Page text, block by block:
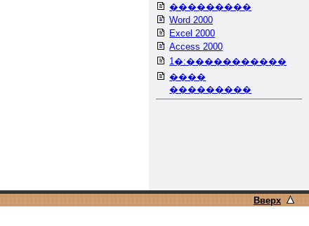
���������
Word 2000
Excel 2000
Access 2000
1�:�����������
����
���������
Вверх